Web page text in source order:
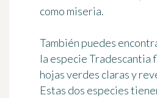
como miseria.
También puedes
la especie Tradescantia
hojas verdes claras y
Estas dos especies